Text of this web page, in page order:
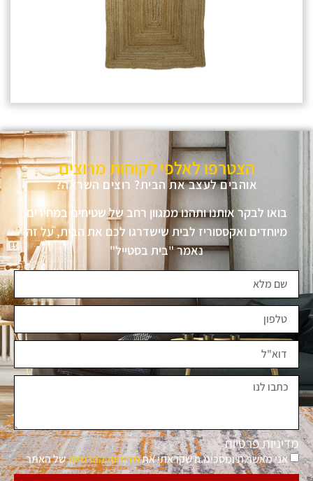
הצטרפו לאלפי לקוחות מרוצים
אוהבים לעצב את הבית? רוצים השראה?
בואו לבקר אותנו ותהנו ממגוון רחב של שטיחים במחירים
מיוחדים ואקססוריז לבית שישדרגו לכם את הבית, על זה
נאמר "בית בסטייל"
מדיניות פרטיות
אני מאשר.ת ומסכימ.ה שקראתי אתמדיניות הפרטיותשל האתר